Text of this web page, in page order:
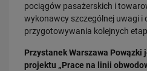
pociągów pasażerskich i
wykonawcy szczególnej uwagi i
przygotowywania kolejnych
Przystanek Warszawa Powązki
projektu „Prace na linii